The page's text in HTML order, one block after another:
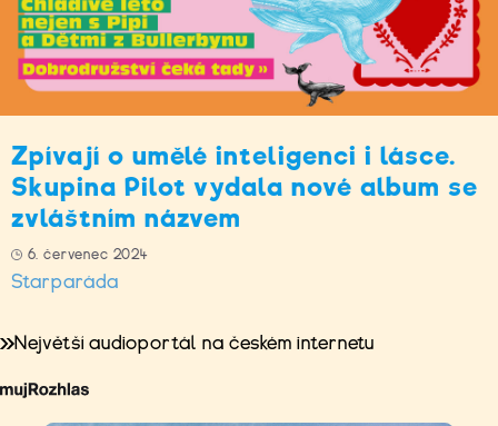
Zpívají o umělé inteligenci i lásce.
Skupina Pilot vydala nové album se
zvláštním názvem
6. červenec 2024
Starparáda
Největší audioportál na českém internetu